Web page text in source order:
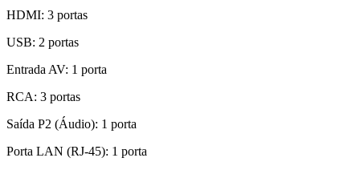
HDMI: 3 portas
USB: 2 portas
Entrada AV: 1 porta
RCA: 3 portas
Saída P2 (Áudio): 1 porta
Porta LAN (RJ-45): 1 porta